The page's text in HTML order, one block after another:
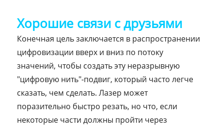
Хорошие связи с друзьями
Конечная цель заключается в распространении
цифровизации вверх и вниз по потоку
значений, чтобы создать эту неразрывную
"цифровую нить"-подвиг, который часто легче
сказать, чем сделать. Лазер может
поразительно быстро резать, но что, если
некоторые части должны пройти через